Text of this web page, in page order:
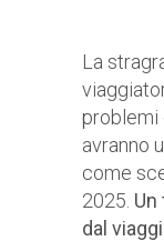
La
problemi
avranno
come
2025.
dal